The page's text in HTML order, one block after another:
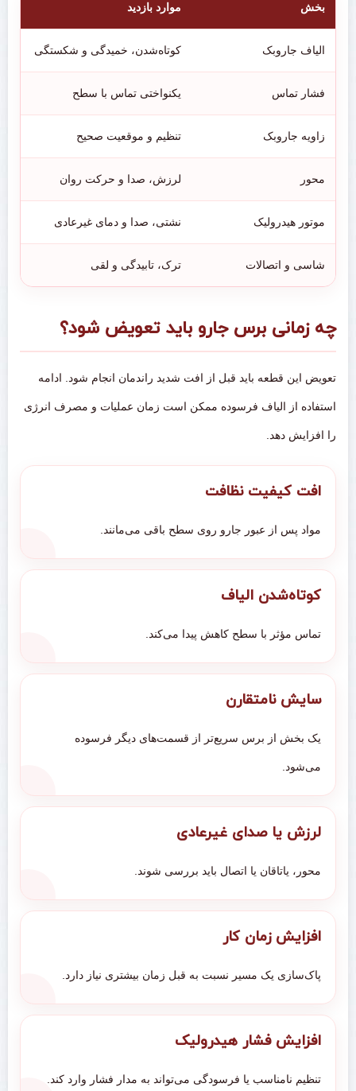
بخش موارد بازدید
الیاف جاروبک کوتاه‌شدن، خمیدگی و شکستگی
فشار تماس یکنواختی تماس با سطح
زاویه جاروبک تنظیم و موقعیت صحیح
محور لرزش، صدا و حرکت روان
موتور هیدرولیک نشتی، صدا و دمای غیرعادی
شاسی و اتصالات ترک، تابیدگی و لقی
چه زمانی برس جارو باید تعویض شود؟
تعویض این قطعه باید قبل از افت شدید راندمان انجام شود. ادامه
استفاده از الیاف فرسوده ممکن است زمان عملیات و مصرف انرژی
را افزایش دهد.
افت کیفیت نظافت
مواد پس از عبور جارو روی سطح باقی می‌مانند.
کوتاه‌شدن الیاف
تماس مؤثر با سطح کاهش پیدا می‌کند.
سایش نامتقارن
یک بخش از برس سریع‌تر از قسمت‌های دیگر فرسوده
می‌شود.
لرزش یا صدای غیرعادی
محور، یاتاقان یا اتصال باید بررسی شوند.
افزایش زمان کار
پاک‌سازی یک مسیر نسبت به قبل زمان بیشتری نیاز دارد.
افزایش فشار هیدرولیک
تنظیم نامناسب یا فرسودگی می‌تواند به مدار فشار وارد کند.